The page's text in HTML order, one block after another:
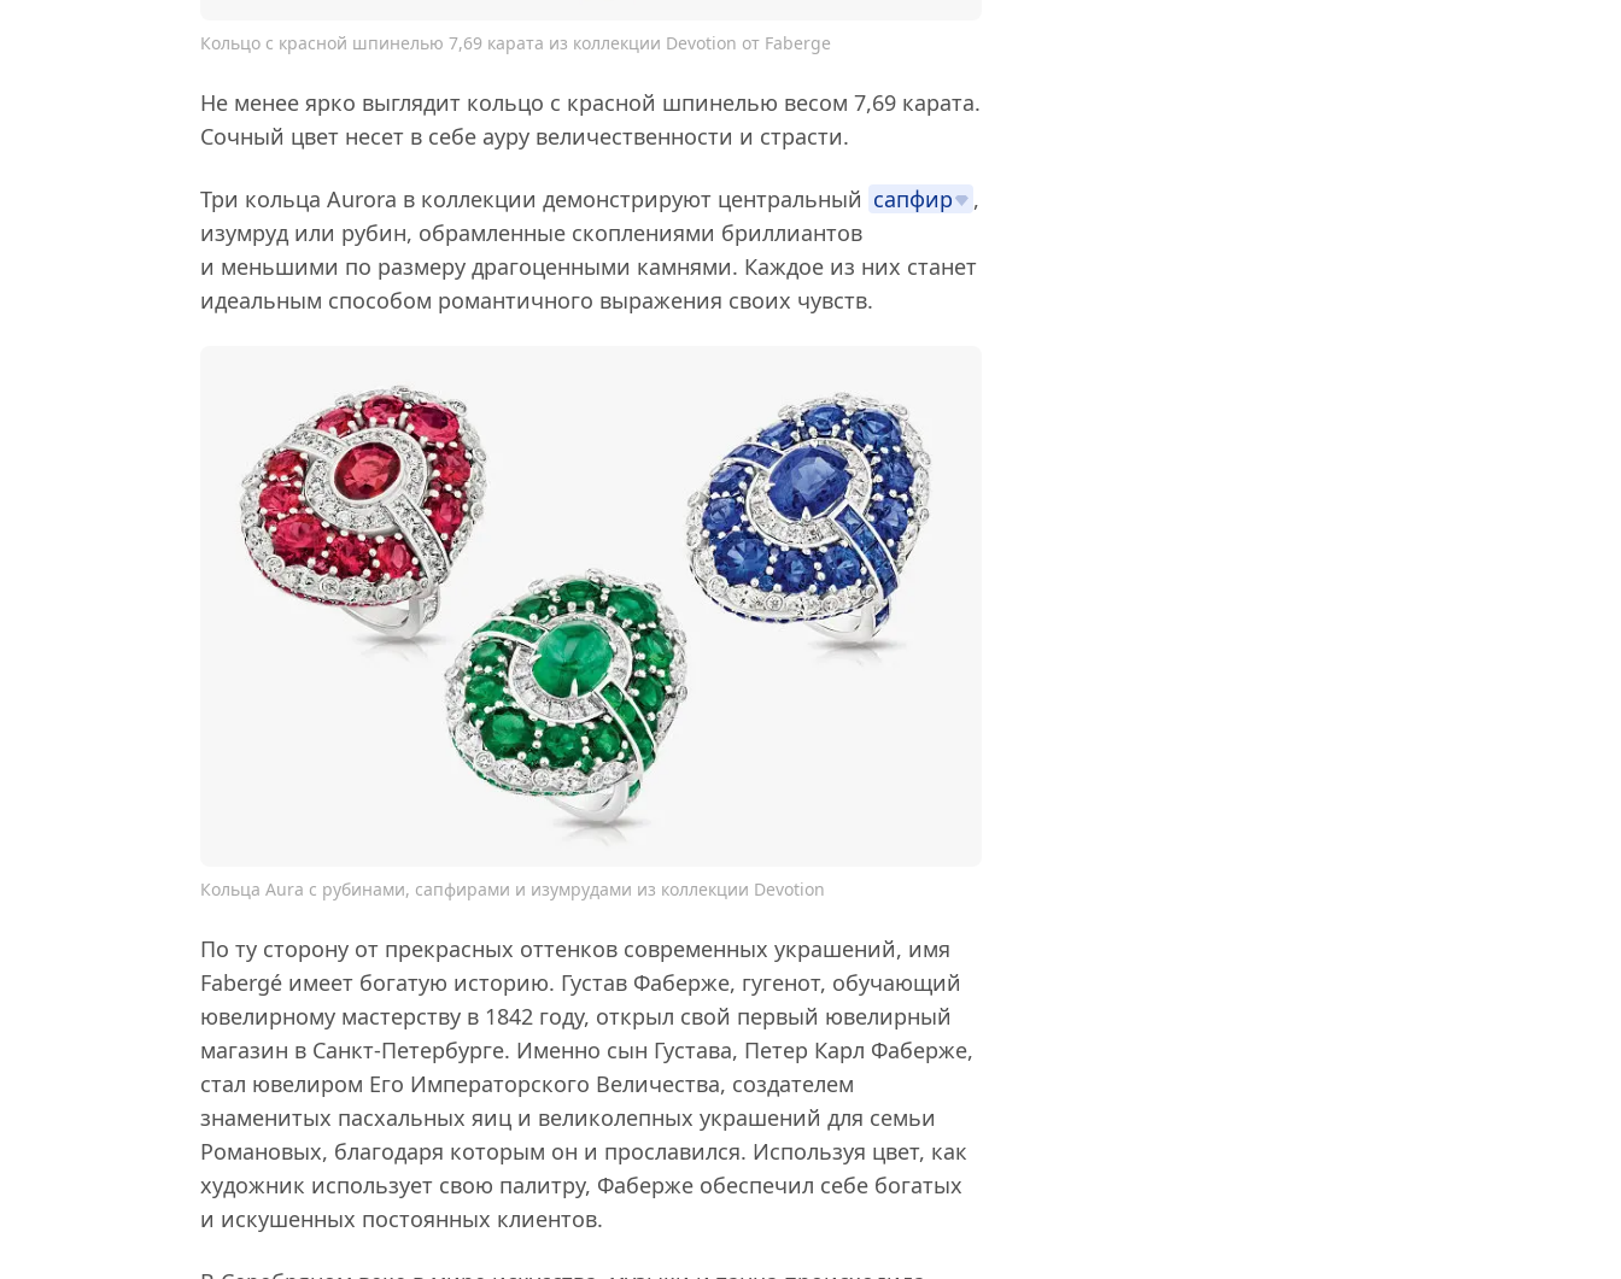
Кольцо с красной шпинелью 7,69 карата из коллекции Devotion от Faberge
Не менее ярко выглядит кольцо с красной шпинелью весом 7,69 карата.
Сочный цвет несет в себе ауру величественности и страсти.
Три кольца Aurora в коллекции демонстрируют центральный сапфир
,
изумруд или рубин, обрамленные скоплениями бриллиантов
и меньшими по размеру драгоценными камнями. Каждое из них станет
идеальным способом романтичного выражения своих чувств.
Кольца Aura с рубинами, сапфирами и изумрудами из коллекции Devotion
По ту сторону от прекрасных оттенков современных украшений, имя
Fabergé имеет богатую историю. Густав Фаберже, гугенот, обучающий
ювелирному мастерству в 1842 году, открыл свой первый ювелирный
магазин в Санкт-Петербурге. Именно сын Густава, Петер Карл Фаберже,
стал ювелиром Его Императорского Величества, создателем
знаменитых пасхальных яиц и великолепных украшений для семьи
Романовых, благодаря которым он и прославился. Используя цвет, как
художник использует свою палитру, Фаберже обеспечил себе богатых
и искушенных постоянных клиентов.